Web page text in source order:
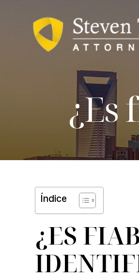
¿Es
Índice
¿ES